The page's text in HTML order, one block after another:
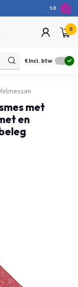
100
9.8
0
€Incl. btw
met
en